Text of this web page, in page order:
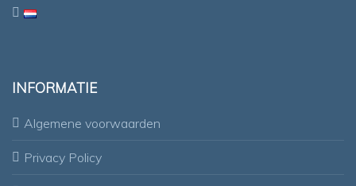
INFORMATIE
Algemene voorwaarden
Privacy Policy